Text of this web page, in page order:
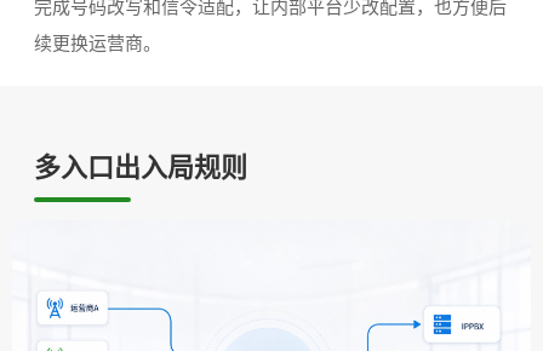
完成号码改写和信令适配，让内部平台少改配置，也方便后
续更换运营商。
多入口出入局规则